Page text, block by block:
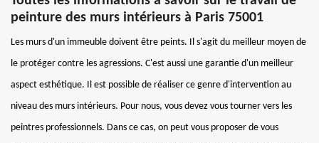
peinture des murs intérieurs à Paris 75001
Les murs d'un immeuble doivent être peints. Il s'agit du meilleur moyen de
le protéger contre les agressions. C'est aussi une garantie d'un meilleur
aspect esthétique. Il est possible de réaliser ce genre d'intervention au
niveau des murs intérieurs. Pour nous, vous devez vous tourner vers les
peintres professionnels. Dans ce cas, on peut vous proposer de vous